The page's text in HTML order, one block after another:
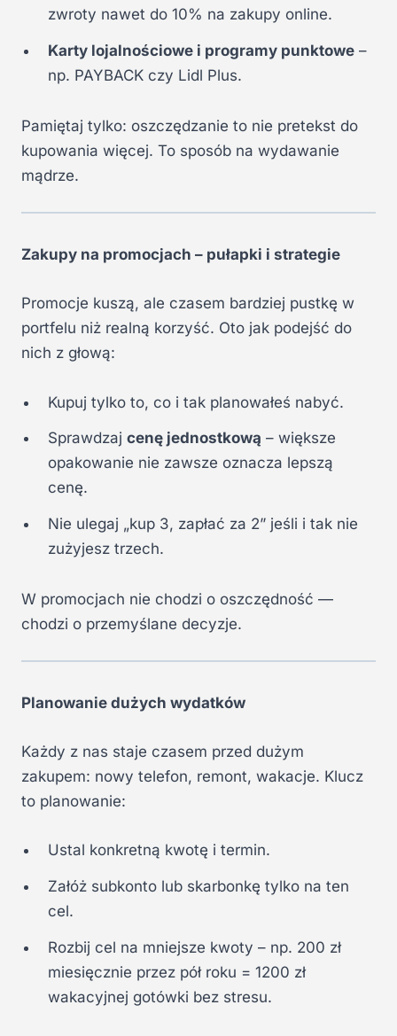
zwroty nawet do 10% na zakupy online.
Karty lojalnościowe i programy punktowe –
np. PAYBACK czy Lidl Plus.
Pamiętaj tylko: oszczędzanie to nie pretekst do
kupowania więcej. To sposób na wydawanie
mądrze.
Zakupy na promocjach – pułapki i strategie
Promocje kuszą, ale czasem bardziej pustkę w
portfelu niż realną korzyść. Oto jak podejść do
nich z głową:
Kupuj tylko to, co i tak planowałeś nabyć.
Sprawdzaj cenę jednostkową – większe
opakowanie nie zawsze oznacza lepszą
cenę.
Nie ulegaj „kup 3, zapłać za 2” jeśli i tak nie
zużyjesz trzech.
W promocjach nie chodzi o oszczędność —
chodzi o przemyślane decyzje.
Planowanie dużych wydatków
Każdy z nas staje czasem przed dużym
zakupem: nowy telefon, remont, wakacje. Klucz
to planowanie:
Ustal konkretną kwotę i termin.
Załóż subkonto lub skarbonkę tylko na ten
cel.
Rozbij cel na mniejsze kwoty – np. 200 zł
miesięcznie przez pół roku = 1200 zł
wakacyjnej gotówki bez stresu.